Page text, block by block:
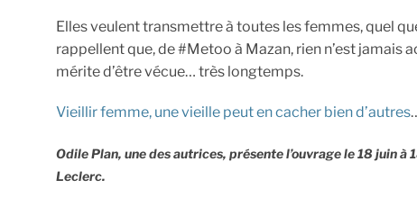
Elles veulent transmettre à toutes les femmes, quel
rappellent que, de #Metoo à Mazan, rien n’est
mérite d’être vécue… très longtemps.
Vieillir femme, une vieille peut en cacher bien d’autres
Odile Plan, une des autrices, présente l’ouvrage le 18 juin
Leclerc.